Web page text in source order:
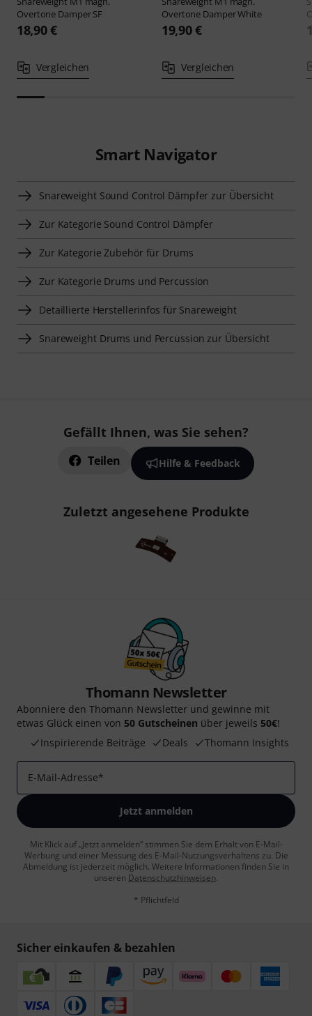
Overtone Damper SF
18,90 €
Vergleichen
Overtone Damper White
19,90 €
Vergleichen
Smart Navigator
Snareweight Sound Control Dämpfer zur Übersicht
Zur Kategorie Sound Control Dämpfer
Zur Kategorie Zubehör für Drums
Zur Kategorie Drums und Percussion
Detaillierte Herstellerinfos für Snareweight
Snareweight Drums und Percussion zur Übersicht
Gefällt Ihnen, was Sie sehen?
Teilen Hilfe & Feedback
Zuletzt angesehene Produkte
Thomann Newsletter
Abonniere den Thomann Newsletter und gewinne mit
etwas Glück einen von 50 Gutscheinen über jeweils 50€!
Inspirierende Beiträge
Deals Thomann Insights
E-Mail-Adresse*
Jetzt anmelden
Mit Klick auf „Jetzt anmelden“ stimmen Sie dem Erhalt von E-Mail-
Werbung und einer Messung des E-Mail-Nutzungsverhaltens zu. Die
Abmeldung ist jederzeit möglich. Weitere Informationen finden Sie in
unseren Datenschutzhinweisen.
* Pflichtfeld
Sicher einkaufen & bezahlen